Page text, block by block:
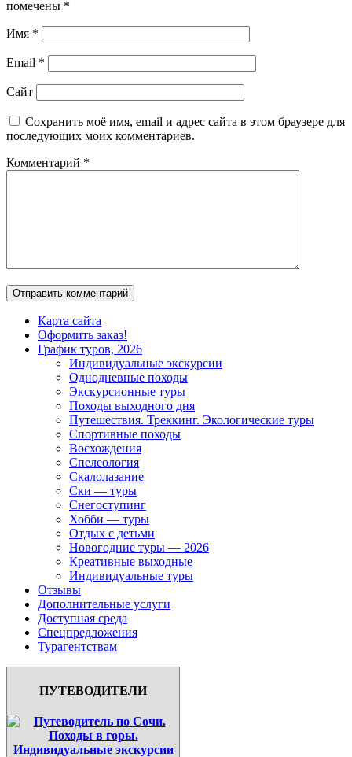
помечены *
Имя *
Email *
Сайт
Сохранить моё имя, email и адрес сайта в этом браузере для
последующих моих комментариев.
Комментарий *
Карта сайта
Оформить заказ!
График туров, 2026
Индивидуальные экскурсии
Однодневные походы
Экскурсионные туры
Походы выходного дня
Путешествия. Треккинг. Экологические туры
Спортивные походы
Восхождения
Спелеология
Скалолазание
Ски — туры
Снегоступинг
Хобби — туры
Отдых с детьми
Новогодние туры — 2026
Креативные выходные
Индивидуальные туры
Отзывы
Дополнительные услуги
Доступная среда
Спецпредложения
Турагентствам
ПУТЕВОДИТЕЛИ